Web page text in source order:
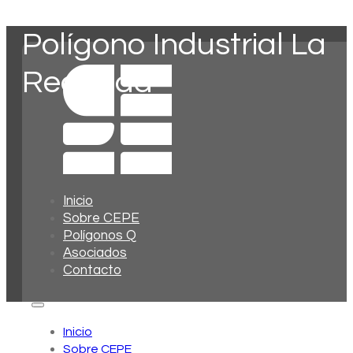
Inicio
Sobre CEPE
Polígonos Q
Asociados
Contacto
Inicio
Sobre CEPE
Polígono Industrial La
Redonda